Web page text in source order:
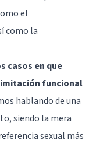
el
como la
casos en que
funcional
hablando de una
siendo la mera
sexual más